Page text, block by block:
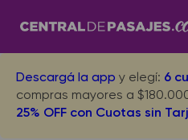
Descargá la app y elegí: 6
compras mayores a
25% OFF con Cuotas sin